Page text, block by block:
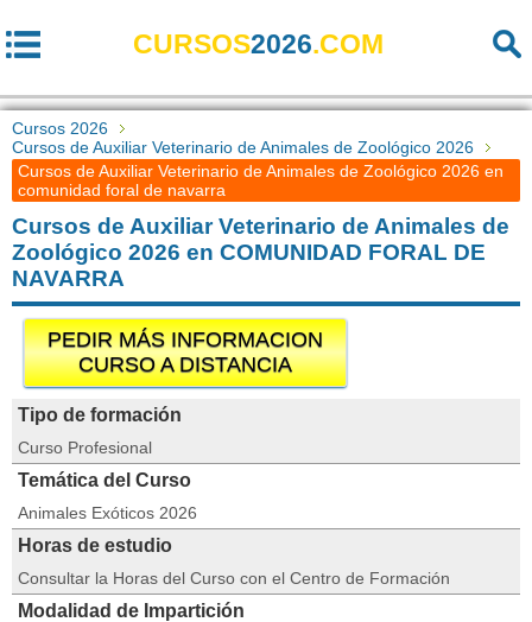
CURSOS2026.COM
Cursos 2026
Cursos de Auxiliar Veterinario de Animales de Zoológico 2026
Cursos de Auxiliar Veterinario de Animales de Zoológico 2026 en
comunidad foral de navarra
Cursos de Auxiliar Veterinario de Animales de
Zoológico 2026 en COMUNIDAD FORAL DE
NAVARRA
PEDIR MÁS INFORMACION
CURSO A DISTANCIA
Tipo de formación
Curso Profesional
Temática del Curso
Animales Exóticos 2026
Horas de estudio
Consultar la Horas del Curso con el Centro de Formación
Modalidad de Impartición